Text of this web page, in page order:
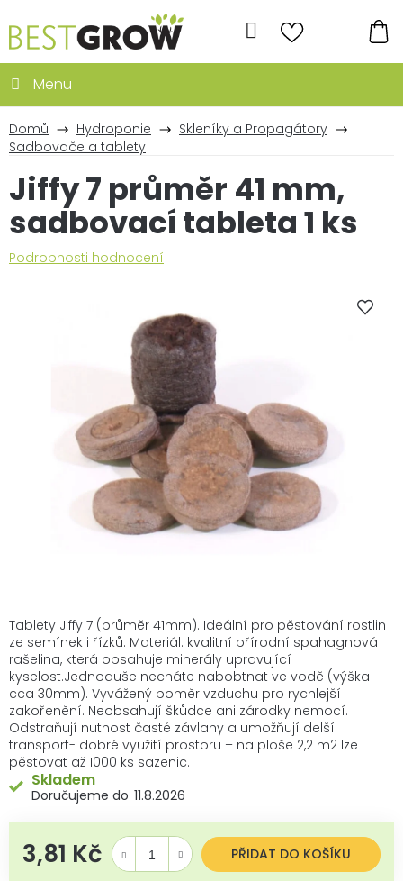
na
obsah
Hledat
Domů Hydroponie
Skleníky a Propagátory
Sadbovače a tablety
Tablety Jiffy 7 (průměr 41mm). Ideální pro pěstování rostlin
ze semínek i řízků. Materiál: kvalitní přírodní spahagnová
rašelina, která obsahuje minerály upravující
kyselost.Jednoduše necháte nabobtnat ve vodě (výška
cca 30mm). Vyvážený poměr vzduchu pro rychlejší
zakořenění. Neobsahují škůdce ani zárodky nemocí.
Odstraňují nutnost časté závlahy a umožňují delší
transport- dobré využití prostoru – na ploše 2,2 m2 lze
pěstovat až 1000 ks sazenic.
Skladem
11.8.2026
3,81 Kč Měrná cena: PŘIDAT DO KOŠÍKU
Jiffy 7 průměr 41 mm,
sadbovací tableta 1 ks
Průměrné
Podrobnosti hodnocení